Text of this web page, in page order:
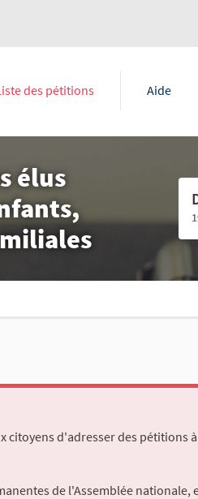
des pétitions Aide
élus
d'adresser des pétitions
de l'Assemblée